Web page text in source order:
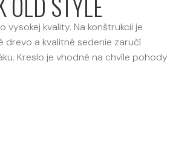
vysokej kvality. Na konštrukcii je
drevo a kvalitné sedenie zaručí
Kreslo je vhodné na chvíle pohody